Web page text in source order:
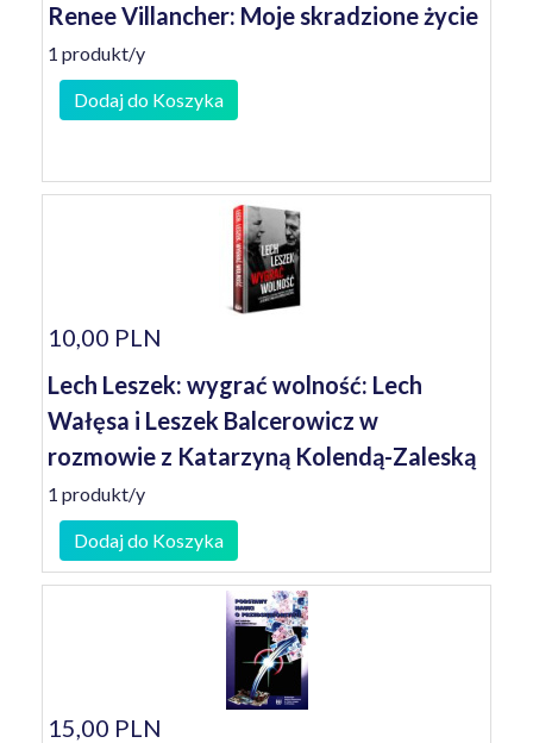
Renee Villancher: Moje skradzione życie
1 produkt/y
Dodaj do Koszyka
10,00 PLN
Lech Leszek: wygrać wolność: Lech
Wałęsa i Leszek Balcerowicz w
rozmowie z Katarzyną Kolendą-Zaleską
1 produkt/y
Dodaj do Koszyka
15,00 PLN